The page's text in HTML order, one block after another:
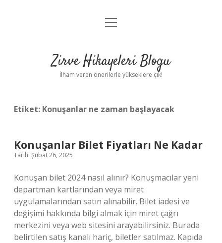
Anasayfa
Yasal Uyarı
menüyü
Zirve Hikayeleri Blogu
İlham veren önerilerle yükseklere çık!
Etiket: Konuşanlar ne zaman başlayacak
Konuşanlar Bilet Fiyatları Ne Kadar
Tarih: Şubat 26, 2025
Konuşan bilet 2024 nasıl alınır? Konuşmacılar yeni
departman kartlarından veya miret
uygulamalarından satın alınabilir. Bilet iadesi ve
değişimi hakkında bilgi almak için miret çağrı
merkezini veya web sitesini arayabilirsiniz. Burada
belirtilen satış kanalı hariç, biletler satılmaz. Kapıda